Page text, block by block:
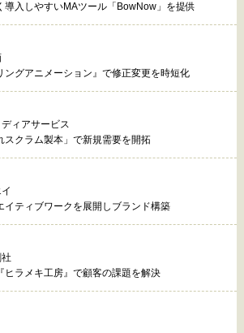
導入しやすいMAツール「BowNow」を提供
ングアニメーション』で修正変更を時短化
ィアサービス
スクラム製本」で新規需要を開拓
イティブワークを展開しブランド構築
ヒラメキ工房』で顧客の課題を解決